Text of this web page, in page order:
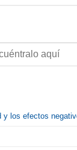
y los efectos